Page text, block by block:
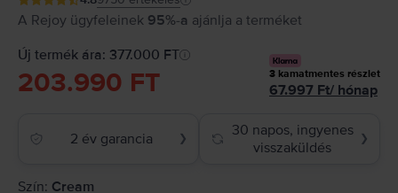
A Rejoy ügyfeleinek 95%-a ajánlja a terméket
Új termék ára: 377.000 FT
203.990 FT 3 kamatmentes részlet
67.997 Ft/ hónap
2 év garancia ❯
30 napos, ingyenes
visszaküldés
❯
Szín: Cream